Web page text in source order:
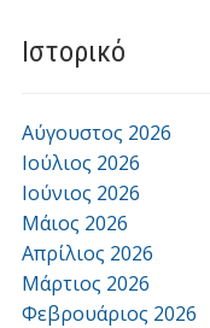
Ιστορικό
Αύγουστος 2026
Ιούλιος 2026
Ιούνιος 2026
Μάιος 2026
Απρίλιος 2026
Μάρτιος 2026
Φεβρουάριος 2026